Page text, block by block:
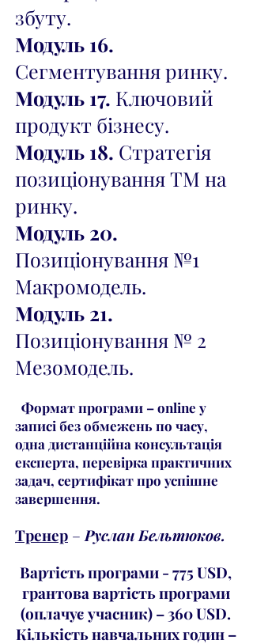
збуту.
Модуль 16.
Сегментування ринку.
Модуль 17. Ключовий
продукт бізнесу.
Модуль 18. Стратегія
позиціонування ТМ на
ринку.
Модуль 20.
Позиціонування №1
Макромодель.
Модуль 21.
Позиціонування № 2
Мезомодель.
Формат програми – online у
записі без обмежень по часу,
одна дистанційна консультація
експерта, перевірка практичних
задач, сертифікат про успішне
завершення.
Тренер – Руслан Бельтюков.
Вартість програми - 775 USD,
грантова вартість програми
(оплачує учасник) – 360 USD.
Кількість навчальних годин –